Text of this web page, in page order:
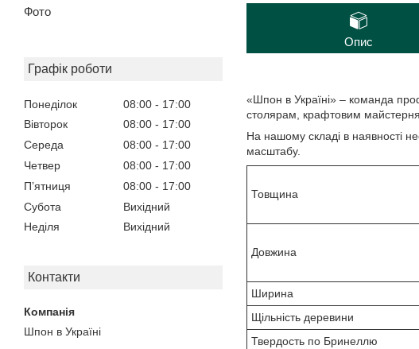
Фото
Графік роботи
Понеділок 08:00
17:00
Вівторок
08:00
17:00
Середа
08:00
17:00
Четвер
08:00
17:00
Пʼятниця
08:00
17:00
Субота
Вихідний
Неділя
Вихідний
Контакти
Шпон в Україні
Опис
«Шпон в Україні» – команда
столярам, крафтовим
На нашому складі в наявності
масштабу.
Товщина
Довжина
Ширина
Щільність деревини
Твердость по Бринеллю